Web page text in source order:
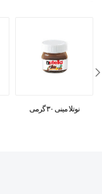
نوتلا مینی ۳۰ گرمی